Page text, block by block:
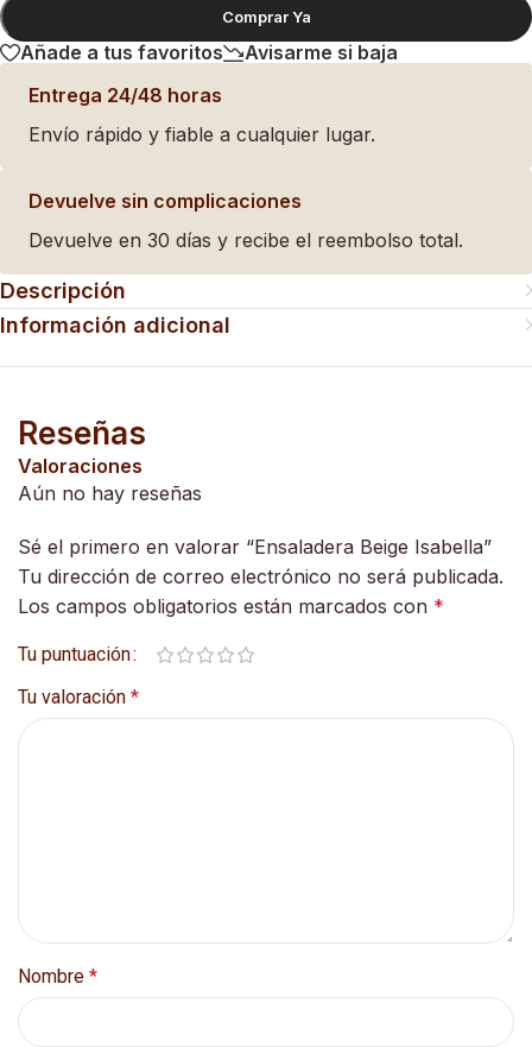
Comprar Ya
Añade a tus favoritos
Avisarme si baja
Entrega 24/48 horas
Envío rápido y fiable a cualquier lugar.
Devuelve sin complicaciones
Devuelve en 30 días y recibe el reembolso total.
Descripción
Información adicional
Reseñas
Valoraciones
Aún no hay reseñas
Sé el primero en valorar “Ensaladera Beige Isabella”
Tu dirección de correo electrónico no será publicada.
Los campos obligatorios están marcados con *
Tu puntuación
Tu valoración *
Nombre *